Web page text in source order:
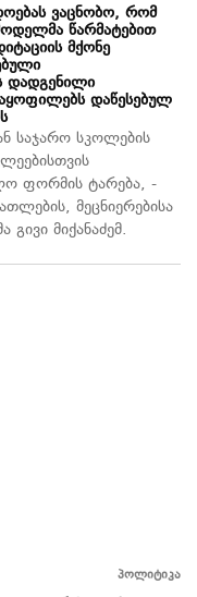
ვაცნობო, რომ
წარმატებით
მქონე
დადგენილი
დაწესებულ
საჯარო სკოლების
ფორმის ტარება, -
მეცნიერებისა
მიქანაძემ.
პოლიტიკა